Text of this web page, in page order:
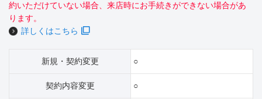
約いただけていない場合、来店時にお手続きができない場合があ
ります。
詳しくはこちら
新規・契約変更 ○
契約内容変更 ○